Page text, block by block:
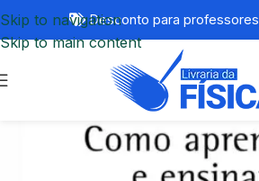
Skip to navigation
Skip to main content
Desconto para professores,